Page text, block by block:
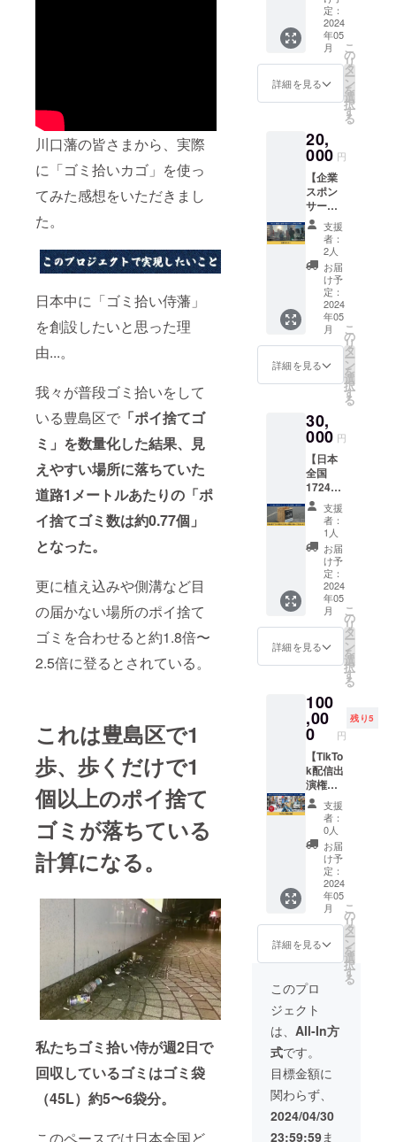
川口藩の皆さまから、実際
に「ゴミ拾いカゴ」を使っ
てみた感想をいただきまし
た。
日本中に「ゴミ拾い侍藩」
を創設したいと思った理
由...。
我々が普段ゴミ拾いをして
いる豊島区で 「ポイ捨てゴ
ミ」を数量化した結果、見
えやすい場所に落ちていた
道路1メートルあたりの「ポ
イ捨てゴミ数は約0.77個」
となった。
更に植え込みや側溝など目
の届かない場所のポイ捨て
ゴミを合わせると約1.8倍〜
2.5倍に登るとされている。
これは豊島区で1
歩、歩くだけで1
個以上のポイ捨て
ゴミが落ちている
計算になる。
私たちゴミ拾い侍が週2日で
回収しているゴミはゴミ袋
（45L）約5〜6袋分。
このペースでは日本全国ど
と大変
嬉しい
です。
島区池
袋、下
北沢を
中心に
動を世
界中に
ミ拾い
をして
いま
す。こ
ちらに
ご参加
くださ
い。現
地まで
の交通
費はご
負担い
ただき
ます。
を選択
いただ
ちらか
らメー
ルにて
開催日
と集合
場所を
お知ら
せする
申し込
み
フォー
ムをお
送りい
たしま
す。参
る日程
を選択
き当
日、ご
参加く
ださ
い。
で仲間
を増や
してく
ださ
い！ カ
ラーは
生地の
重さ：
2(8.4oz)
裏毛
素材の
混率：
杢グ
レー：
綿
93％
ポリエ
ステル
7％ ※送
料込み
のお値
段で
※「オプ
ン」で
サイズ
をお選
びくだ
さい。
拾い
侍）」
が直筆
で書い
たお名
前を掲
載・１
い侍の
個人ス
ポン
サーに
なれる
権利で
す。 あ
なたの
お名前
を動画
内でPR
できま
す。 動
画のエ
ンド
ロール
に支援
を掲載
させて
きま
す。 後
藤一機
が想い
を込め
て書道
で書か
せてい
ただき
ます。
＊動画
最後に
出てく
る書を
い。 参
考動画
https://
e/g5eT
DdAth1
Y ・収
録時
間：約1
分 ・
提供方
法：ゴ
ミ拾い
TikTok
アカウ
ントで
の公開
ず備考
載を希
望され
前をご
記入く
ださ
い。 ※
掲載期
定：
2024
年05
月
詳細を見る
こ
の
リ
タ
ー
ン
を
選
択
す
る
20,
000 円
【企業
スポン
サー
（TikTo
k動画に
「後藤
一機
（ゴミ
拾い
侍）」
が直筆
で書い
た企業
名掲
載・1
い侍の
企業ス
ポン
サーに
なれる
権利で
す。あ
なたの
企業名
を動画
内でPR
できま
す。 動
画のエ
ンド
ロール
に支援
を掲載
させて
いただ
きま
す。 後
藤一機
が想い
を込め
て書道
で書か
せてい
ただき
ます。
＊動画
最後に
出てく
る書を
参考に
い。 参
https://
youtu.b
e/g5eT
DdAth1
Y ・収
録時
間：約1
分 ・
支援
者：
2人
お届
け予
定：
2024
年05
月
詳細を見る
こ
の
リ
タ
ー
ン
を
選
択
す
る
30,
000 円
【日本
全国
1724市
町村ゴ
ミ拾い
侍藩に
任命 ＋
ゴミ拾
いカゴ
（ゴミ
拾い侍
のロ
ゴ・
チーム
名を記
い侍藩
として
ゴミ拾
い活動
に参加
してい
ただき
ます。
カゴに
はゴミ
拾い侍
のロゴ
と、
チーム
名を記
入いた
しま
す。 あ
なたの
い侍藩
となる
地域を
『市町
村』で
備考欄
に記入
お願い
しま
す。
注）同
じ市町
支援
者：
1人
お届
け予
定：
2024
年05
月
詳細を見る
こ
の
リ
タ
ー
ン
を
選
択
す
る
100
,00
0 円
残り5
【TikTo
k配信出
演権】
あなた
のお店
や会社
の周辺
で、ゴ
ミ拾い
侍がパ
フォー
マンス
をしま
す！ そ
の様子
した動
画を
TikTok
にアッ
プしま
す。 日
本国
内、ど
こへで
もかけ
つけま
す！ ※
支援
者：
0人
お届
け予
定：
2024
年05
月
詳細を見る
こ
の
リ
タ
ー
ン
を
選
択
す
る
このプロ
ジェクト
は、 All-In方
式です。
目標金額に
関わらず、
2024/04/30
23:59:59ま